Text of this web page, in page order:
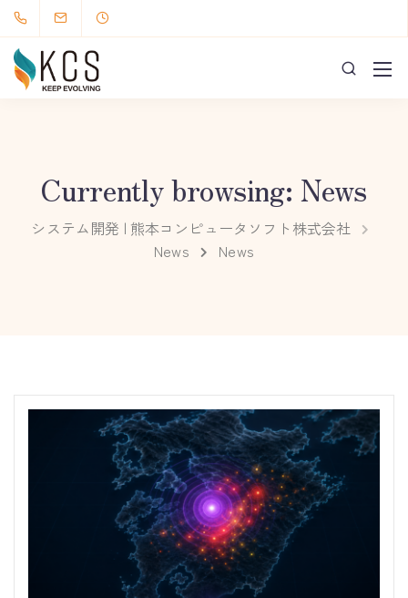
Currently browsing: News
システム開発 | 熊本コンピュータソフト株式会社
News
News